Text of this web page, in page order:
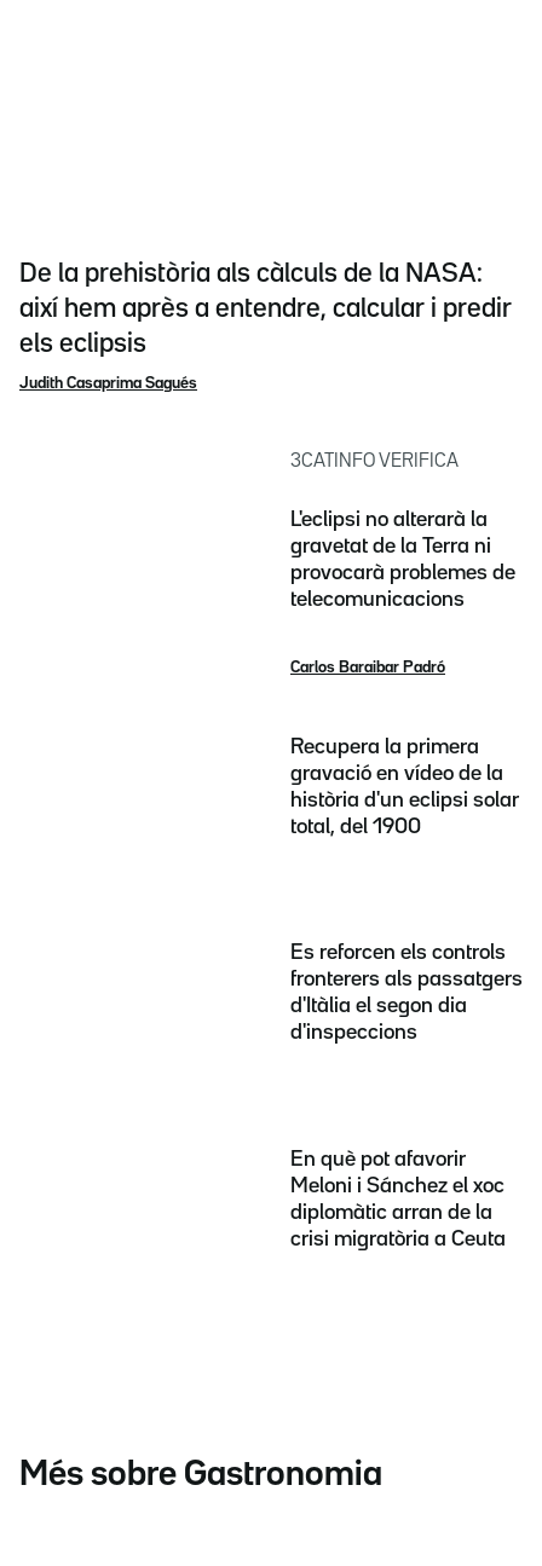
De la prehistòria als càlculs de la NASA:
així hem après a entendre, calcular i predir
els eclipsis
Judith Casaprima Sagués
3CATINFO VERIFICA
L'eclipsi no alterarà la
gravetat de la Terra ni
provocarà problemes de
telecomunicacions
Carlos Baraibar Padró
Recupera la primera
gravació en vídeo de la
història d'un eclipsi solar
total, del 1900
Es reforcen els controls
fronterers als passatgers
d'Itàlia el segon dia
d'inspeccions
En què pot afavorir
Meloni i Sánchez el xoc
diplomàtic arran de la
crisi migratòria a Ceuta
Més sobre Gastronomia